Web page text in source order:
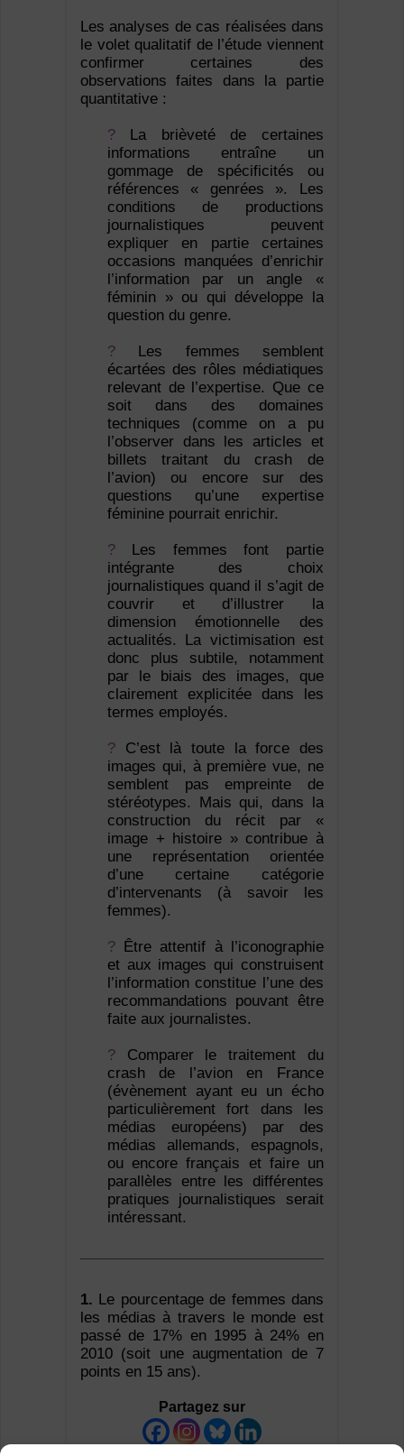
Les analyses de cas réalisées dans
le volet qualitatif de l’étude viennent
confirmer certaines des
observations faites dans la partie
quantitative :
?La brièveté de certaines
informations entraîne un
gommage de spécificités ou
références « genrées ». Les
conditions de productions
journalistiques peuvent
expliquer en partie certaines
occasions manquées d’enrichir
l’information par un angle «
féminin » ou qui développe la
question du genre.
?Les femmes semblent
écartées des rôles médiatiques
relevant de l’expertise. Que ce
soit dans des domaines
techniques (comme on a pu
l’observer dans les articles et
billets traitant du crash de
l’avion) ou encore sur des
questions qu’une expertise
féminine pourrait enrichir.
?Les femmes font partie
intégrante des choix
journalistiques quand il s’agit de
couvrir et d’illustrer la
dimension émotionnelle des
actualités. La victimisation est
donc plus subtile, notamment
par le biais des images, que
clairement explicitée dans les
termes employés.
?C’est là toute la force des
images qui, à première vue, ne
semblent pas empreinte de
stéréotypes. Mais qui, dans la
construction du récit par «
image + histoire » contribue à
une représentation orientée
d’une certaine catégorie
d’intervenants (à savoir les
femmes).
?Être attentif à l’iconographie
et aux images qui construisent
l’information constitue l’une des
recommandations pouvant être
faite aux journalistes.
?Comparer le traitement du
crash de l’avion en France
(évènement ayant eu un écho
particulièrement fort dans les
médias européens) par des
médias allemands, espagnols,
ou encore français et faire un
parallèles entre les différentes
pratiques journalistiques serait
intéressant.
1. Le pourcentage de femmes dans
les médias à travers le monde est
passé de 17% en 1995 à 24% en
2010 (soit une augmentation de 7
points en 15 ans).
Partagez sur